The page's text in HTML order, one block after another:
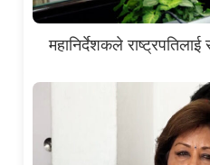
महानिर्देशकले